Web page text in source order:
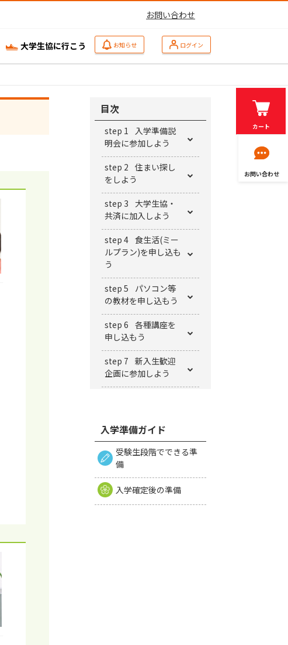
お問い合わせ
大学生協に行こう お知らせ ログイン
目次
step 1
⼊学準備説
明会に参加しよう
step 2 住まい探し
をしよう
step 3 ⼤学⽣協・
共済に加⼊しよう
step 4 ⾷⽣活(ミー
ルプラン)を申し込も
う
step 5
パソコン等
の教材を申し込もう
step 6 各種講座を
申し込もう
step 7 新⼊⽣歓迎
企画に参加しよう
入学準備ガイド
受験生段階でできる準
備
入学確定後の準備
カート
お問い合わせ